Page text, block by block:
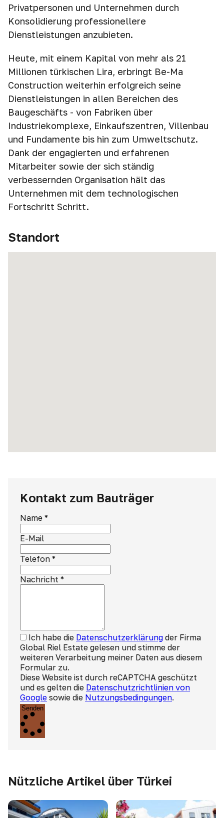
Privatpersonen und Unternehmen durch
Konsolidierung professionellere
Dienstleistungen anzubieten.
Heute, mit einem Kapital von mehr als 21
Millionen türkischen Lira, erbringt Be-Ma
Construction weiterhin erfolgreich seine
Dienstleistungen in allen Bereichen des
Baugeschäfts - von Fabriken über
Industriekomplexe, Einkaufszentren, Villenbau
und Fundamente bis hin zum Umweltschutz.
Dank der engagierten und erfahrenen
Mitarbeiter sowie der sich ständig
verbessernden Organisation hält das
Unternehmen mit dem technologischen
Fortschritt Schritt.
Standort
Kontakt zum Bauträger
Name *
E-Mail
Telefon *
Nachricht *
Ich habe die Datenschutzerklärung der Firma
Global Riel Estate gelesen und stimme der
weiteren Verarbeitung meiner Daten aus diesem
Formular zu.
Diese Website ist durch reCAPTCHA geschützt
und es gelten die Datenschutzrichtlinien von
Google sowie die Nutzungsbedingungen.
Senden
Nützliche Artikel über Türkei